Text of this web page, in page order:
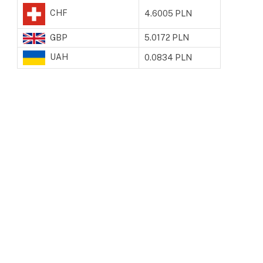
CHF 4.6005 PLN
GBP 5.0172 PLN
UAH 0.0834 PLN